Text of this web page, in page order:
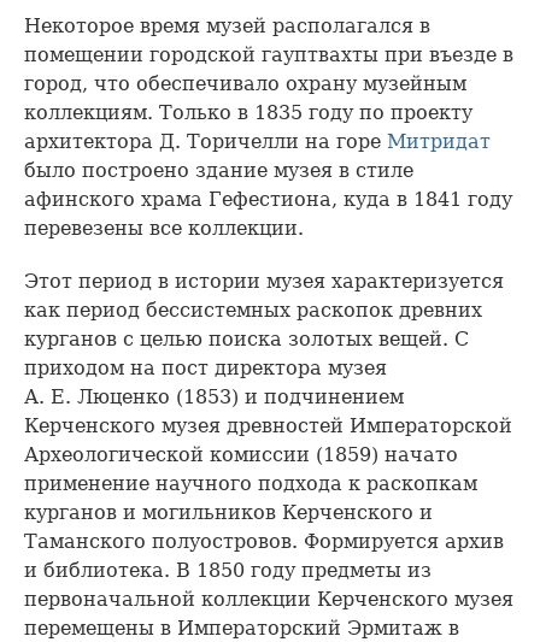
Некоторое время музей располагался в
помещении городской гауптвахты при въезде в
город, что обеспечивало охрану музейным
коллекциям. Только в 1835 году по проекту
архитектора Д. Торичелли на горе Митридат
было построено здание музея в стиле
афинского храма Гефестиона, куда в 1841 году
перевезены все коллекции.
Этот период в истории музея характеризуется
как период бессистемных раскопок древних
курганов с целью поиска золотых вещей. С
приходом на пост директора музея
А. Е. Люценко (1853) и подчинением
Керченского музея древностей Императорской
Археологической комиссии (1859) начато
применение научного подхода к раскопкам
курганов и могильников Керченского и
Таманского полуостровов. Формируется архив
и библиотека. В 1850 году предметы из
первоначальной коллекции Керченского музея
перемещены в Императорский Эрмитаж в